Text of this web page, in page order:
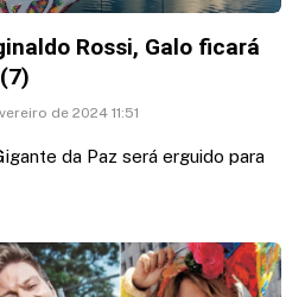
Rossi, Galo ficará
de 2024 11:51
da Paz será erguido para